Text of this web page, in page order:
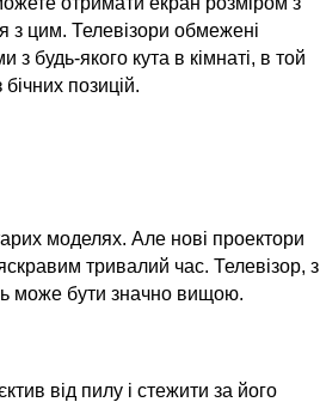
з цим. Телевізори обмежені
будь-якого кута в кімнаті, в той
позицій.
моделях. Але нові проектори
тривалий час. Телевізор, з
може бути значно вищою.
від пилу і стежити за його